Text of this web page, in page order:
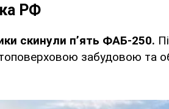
РФ
скинули пʼять ФАБ-250.
забудовою та